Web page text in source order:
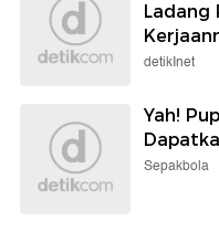
Ladang
detikInet
Yah!
Sepakbola